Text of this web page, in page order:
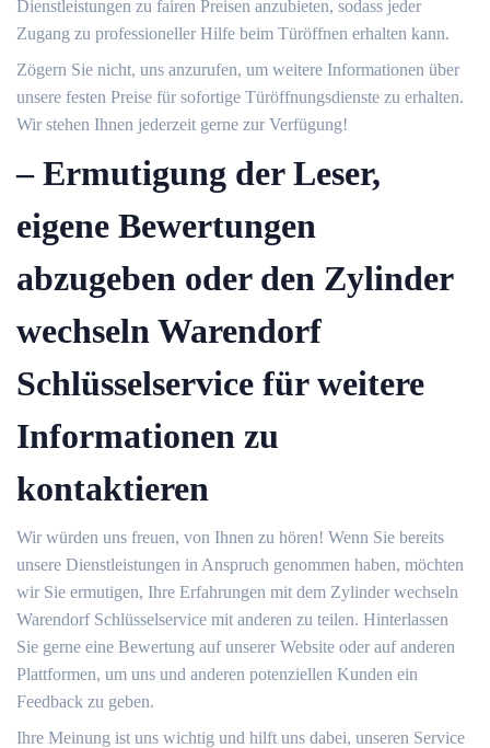
Dienstleistungen zu fairen Preisen anzubieten, sodass jeder
Zugang zu professioneller Hilfe beim Türöffnen erhalten kann.
Zögern Sie nicht, uns anzurufen, um weitere Informationen über
unsere festen Preise für sofortige Türöffnungsdienste zu erhalten.​
Wir stehen Ihnen jederzeit gerne zur Verfügung!
– Ermutigung der Leser,
eigene Bewertungen
abzugeben oder den Zylinder
wechseln Warendorf
Schlüsselservice für weitere
Informationen zu
kontaktieren
Wir würden uns freuen, von Ihnen zu hören!​ Wenn Sie bereits
unsere Dienstleistungen in Anspruch genommen haben, möchten
wir Sie ermutigen, Ihre Erfahrungen mit dem Zylinder wechseln
Warendorf Schlüsselservice mit anderen zu teilen. Hinterlassen
Sie gerne eine Bewertung auf unserer Website oder auf anderen
Plattformen, um uns und anderen potenziellen Kunden ein
Feedback zu geben.​
Ihre Meinung ist uns wichtig und hilft uns dabei, unseren Service